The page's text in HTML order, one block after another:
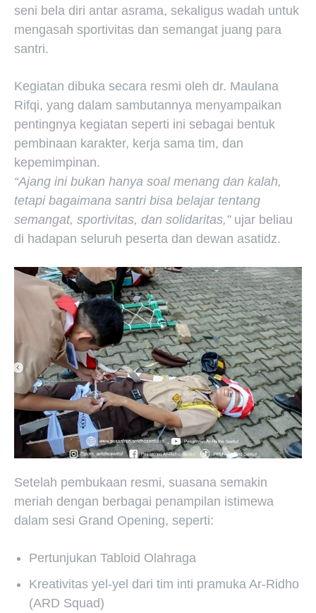
seni bela diri antar asrama, sekaligus wadah untuk
mengasah sportivitas dan semangat juang para
santri.
Kegiatan dibuka secara resmi oleh dr. Maulana
Rifqi, yang dalam sambutannya menyampaikan
pentingnya kegiatan seperti ini sebagai bentuk
pembinaan karakter, kerja sama tim, dan
kepemimpinan.
“Ajang ini bukan hanya soal menang dan kalah,
tetapi bagaimana santri bisa belajar tentang
semangat, sportivitas, dan solidaritas,”ujar beliau
di hadapan seluruh peserta dan dewan asatidz.
Setelah pembukaan resmi, suasana semakin
meriah dengan berbagai penampilan istimewa
dalam sesi Grand Opening, seperti:
Pertunjukan Tabloid Olahraga
Kreativitas yel-yel dari tim inti pramuka Ar-Ridho
(ARD Squad)